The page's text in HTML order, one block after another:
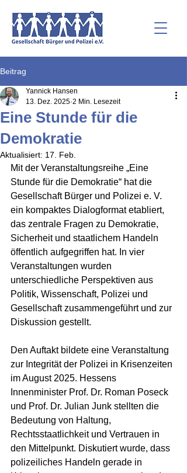
Beitrag
Eine Stunde für die
Demokratie
Yannick Hansen
13. Dez. 2025 2 Min. Lesezeit
Aktualisiert: 17. Feb.
Mit der Veranstaltungsreihe „Eine
Stunde für die Demokratie“ hat die
Gesellschaft Bürger und Polizei e. V.
ein kompaktes Dialogformat etabliert,
das zentrale Fragen zu Demokratie,
Sicherheit und staatlichem Handeln
öffentlich aufgegriffen hat. In vier
Veranstaltungen wurden
unterschiedliche Perspektiven aus
Politik, Wissenschaft, Polizei und
Gesellschaft zusammengeführt und zur
Diskussion gestellt.
Den Auftakt bildete eine Veranstaltung
zur Integrität der Polizei in Krisenzeiten
im August 2025. Hessens
Innenminister Prof. Dr. Roman Poseck
und Prof. Dr. Julian Junk stellten die
Bedeutung von Haltung,
Rechtsstaatlichkeit und Vertrauen in
den Mittelpunkt. Diskutiert wurde, dass
polizeiliches Handeln gerade in